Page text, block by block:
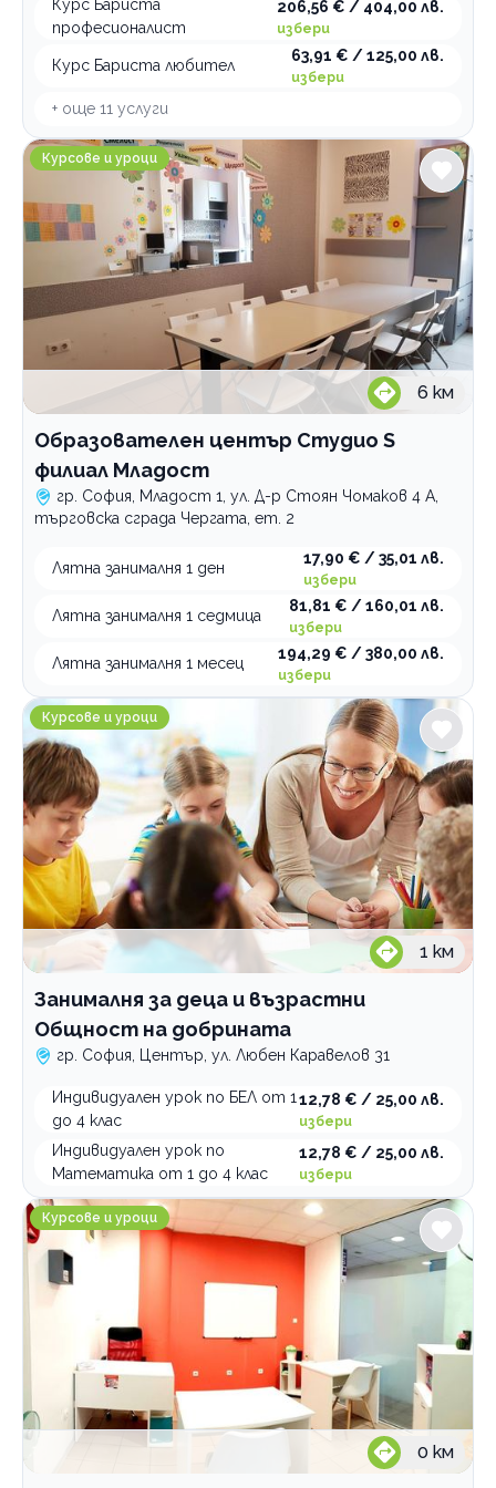
Курс Бариста
професионалист
206,56 € / 404,00 лв.
избери
Курс Бариста любител
63,91 € / 125,00 лв.
избери
+ още 11 услуги
Образователен център Студио S филиал Младост
Курсове и уроци
6 км
Образователен център Студио S
филиал Младост
гр. София, Младост 1, ул. Д-р Стоян Чомаков 4 А,
търговска сграда Чергата, ет. 2
Лятна занималня 1 ден
17,90 € / 35,01 лв.
избери
Лятна занималня 1 седмица
81,81 € / 160,01 лв.
избери
Лятна занималня 1 месец
194,29 € / 380,00 лв.
избери
Занималня за деца и възрастни Общност на
Курсове и уроци
1 км
Занималня за деца и възрастни
Общност на добрината
гр. София, Център, ул. Любен Каравелов 31
Индивидуален урок по БЕЛ от 1
до 4 клас
12,78 € / 25,00 лв.
избери
Индивидуален урок по
Математика от 1 до 4 клас
12,78 € / 25,00 лв.
избери
NexXo Academy Индивидуално обучение по
Курсове и уроци
0 км
Занимални
Образователни центрове
По домовете